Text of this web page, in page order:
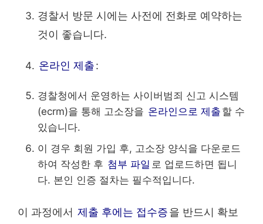
경찰서 방문 시에는 사전에 전화로 예약하는
것이 좋습니다.
온라인 제출:
경찰청에서 운영하는 사이버범죄 신고 시스템
(ecrm)을 통해 고소장을 온라인으로 제출 할 수
있습니다.
이 경우 회원 가입 후, 고소장 양식을 다운로드
하여 작성한 후 첨부 파일 로 업로드하면 됩니
다. 본인 인증 절차는 필수적입니다.
이 과정에서 제출 후에는 접수증을 반드시 확보